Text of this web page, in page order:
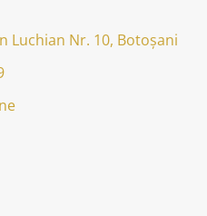
Luchian Nr. 10, Botoșani